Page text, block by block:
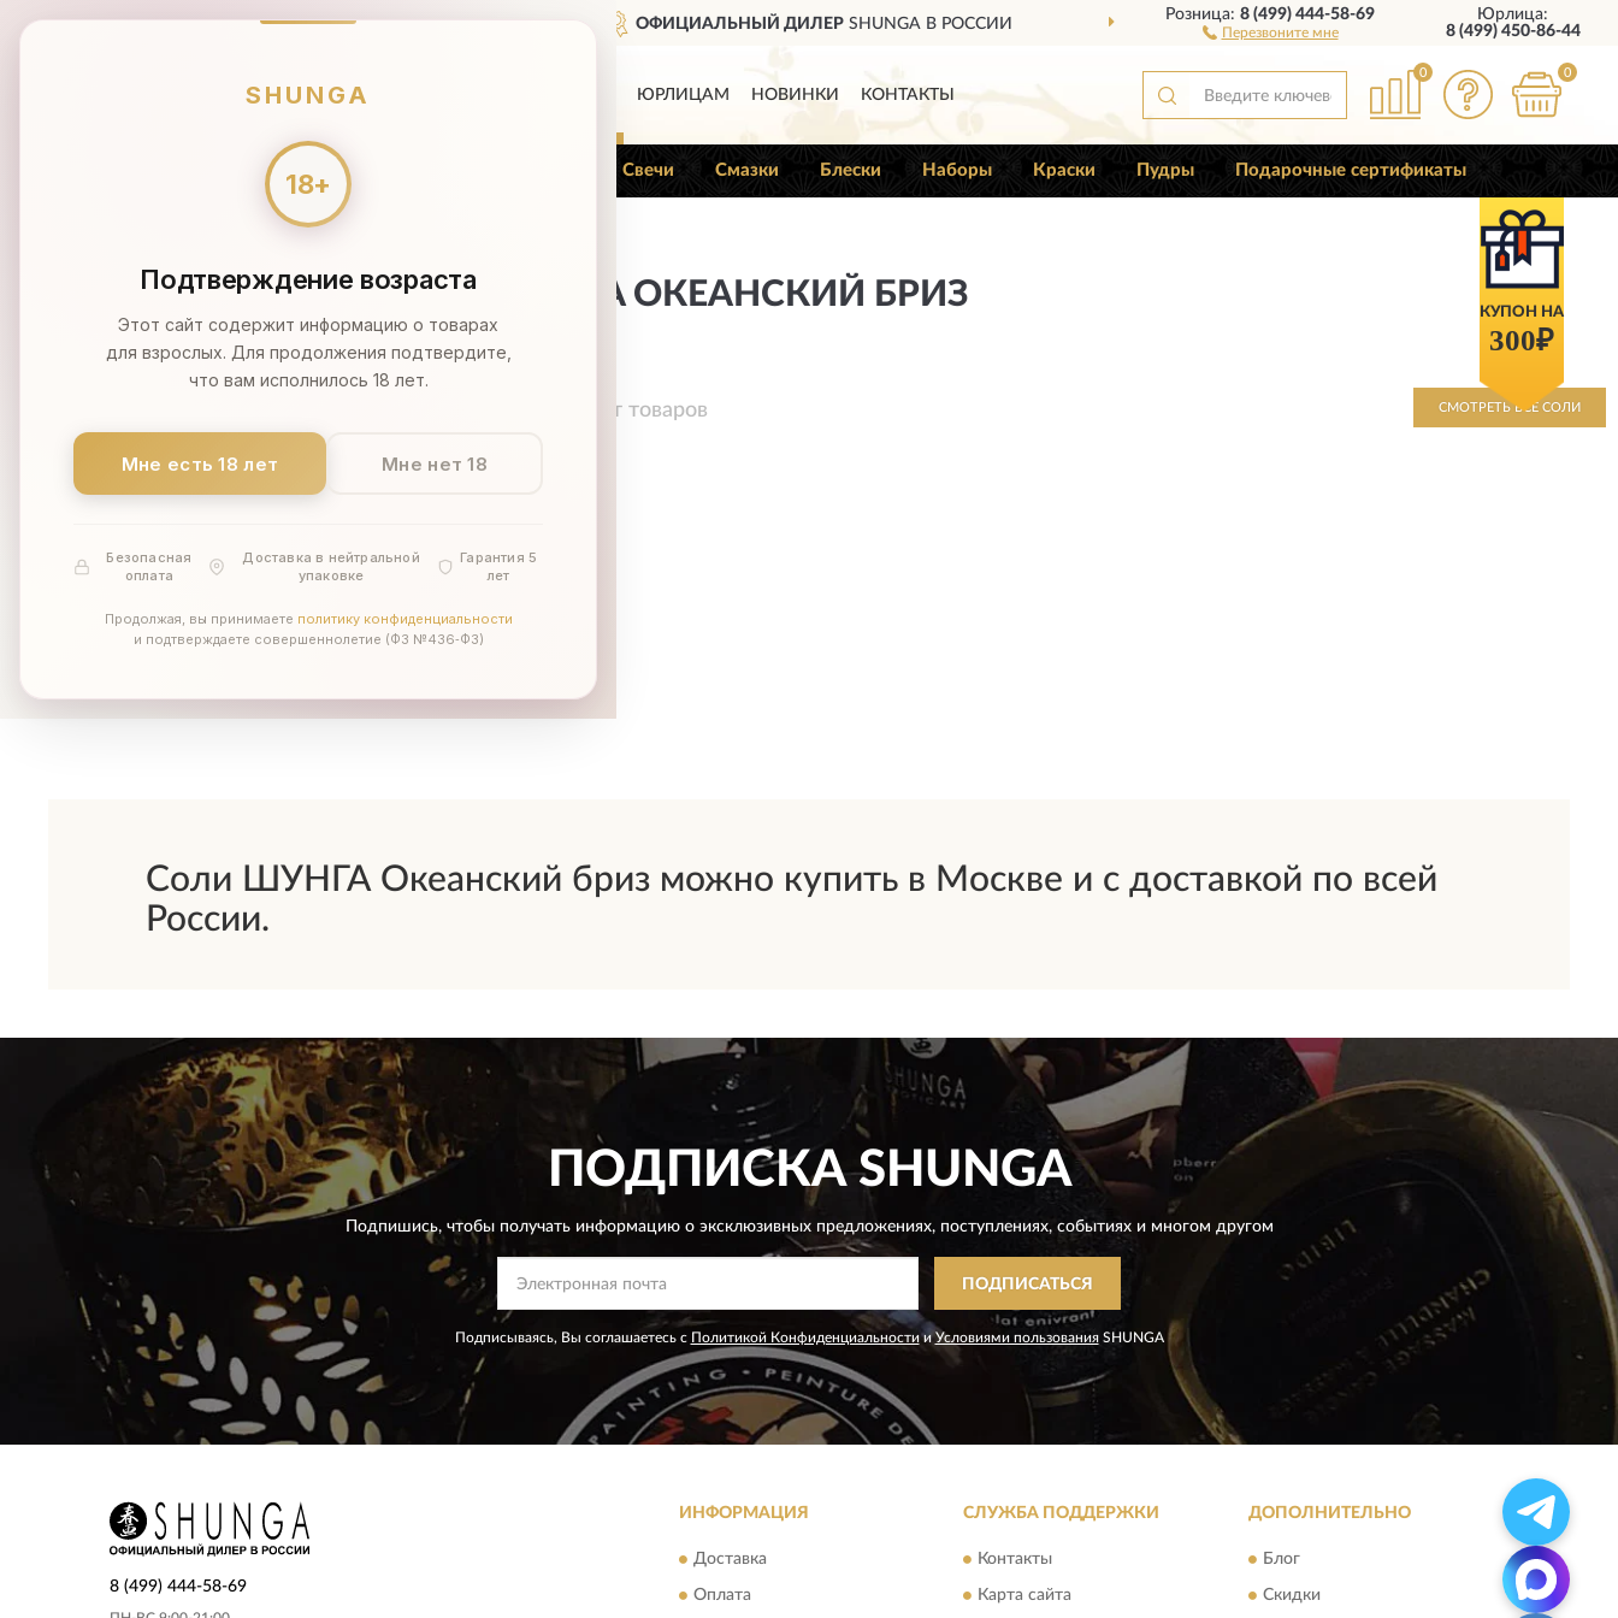
SHUNGA
Подтверждение возраста
Этот сайт содержит информацию о товарах
для взрослых. Для продолжения подтвердите,
что вам исполнилось 18 лет.
Мне есть 18 лет Мне нет 18
Безопасная
оплата
Доставка в нейтральной
упаковке
Гарантия 5
лет
Продолжая, вы принимаете политику конфиденциальности
и подтверждаете совершеннолетие (ФЗ №436‑ФЗ)
ПН-ВС 9:00-21:00 МОСКВА ОФИЦИАЛЬНЫЙ ДИЛЕР SHUNGA В РОССИИ ДОСТАВИМ ПО ВСЕЙ РОССИИ
Розница:8 (499) 444-58-69
Перезвоните мне
Юрлица:
8 (499) 450-86-44
ЮРЛИЦАМ НОВИНКИ КОНТАКТЫ
0 0
🔥 Распродажа 🔥 Масла Свечи Смазки Блески Наборы Краски Пудры Подарочные сертификаты
КУПОН НА
300₽
СОЛИ SHUNGA ОКЕАНСКИЙ БРИЗ
Сейчас в этом разделе нет товаров СМОТРЕТЬ ВСЕ СОЛИ
Соли ШУНГА Океанский бриз можно купить в Москве и с доставкой по всей
России.
ПОДПИСКАSHUNGA
Подпишись, чтобы получать информацию о эксклюзивных предложениях,поступлениях, событиях и многом другом
ПОДПИСАТЬСЯ
Подписываясь, Вы соглашаетесь с Политикой Конфиденциальности иУсловиями пользованияSHUNGA
8 (499) 444-58-69
ИНФОРМАЦИЯ
Доставка
Оплата
СЛУЖБА ПОДДЕРЖКИ
Контакты
Карта сайта
ДОПОЛНИТЕЛЬНО
Блог
Скидки